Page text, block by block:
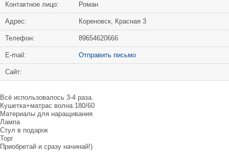
Контактное лицо: Роман
Адрес: Кореновск, Красная 3
Телефон: 89654620666
Е-mail: Отправить письмо
Сайт:
Всё использовалось 3-4 раза.
Кушетка+матрас волна 180/60
Материалы для наращивания
Лампа
Стул в подарок
Торг
Приобретай и сразу начинай!)